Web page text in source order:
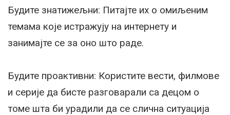
Будите знатижељни: Питајте их о омиљеним
темама које истражују на интернету и
занимајте се за оно што раде.
Будите проактивни: Користите вести, филмове
и серије да бисте разговарали са децом о
томе шта би урадили да се слична ситуација